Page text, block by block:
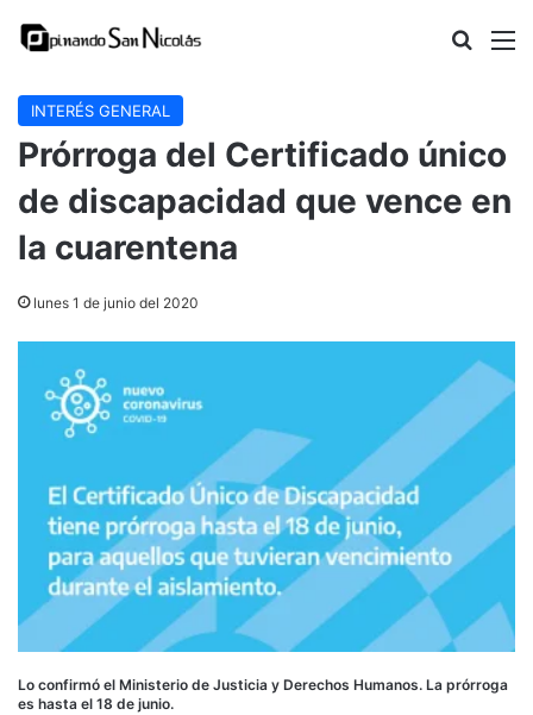
Buscar
INTERÉS GENERAL
Prórroga del Certificado único
de discapacidad que vence en
la cuarentena
lunes 1 de junio del 2020
Lo confirmó el Ministerio de Justicia y Derechos Humanos. La prórroga
es hasta el 18 de junio.